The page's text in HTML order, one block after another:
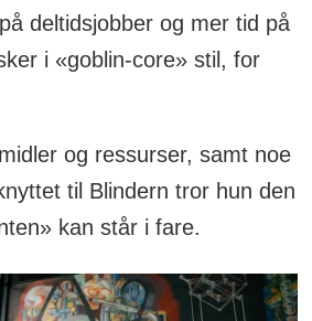
deltidsjobber og mer tid på
i «goblin-core» stil, for
og ressurser, samt noe
til Blindern tror hun den
kan står i fare.